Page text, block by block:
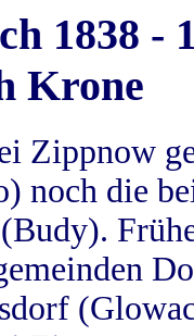
1838 -
Krone
Zippnow
noch die